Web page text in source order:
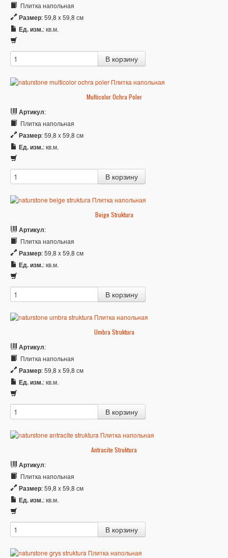
Плитка напольная
Размер: 59,8 x 59,8 см
Ед. изм.: кв.м.
Multicolor Ochra Poler
Артикул:
Плитка напольная
Размер: 59,8 x 59,8 см
Ед. изм.: кв.м.
Beige Struktura
Артикул:
Плитка напольная
Размер: 59,8 x 59,8 см
Ед. изм.: кв.м.
Umbra Struktura
Артикул:
Плитка напольная
Размер: 59,8 x 59,8 см
Ед. изм.: кв.м.
Antracite Struktura
Артикул:
Плитка напольная
Размер: 59,8 x 59,8 см
Ед. изм.: кв.м.